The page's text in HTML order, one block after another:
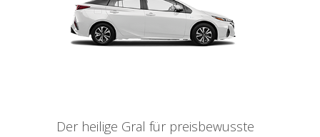
Der heilige Gral für preisbewusste